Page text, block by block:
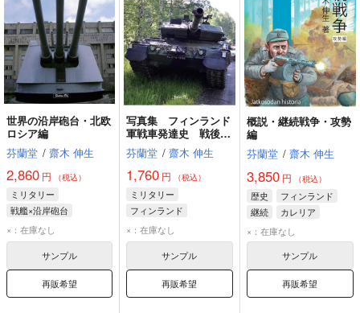
世界の沿岸砲台・北欧
ロシア編
芬蘭堂 / 齋木 伸生
2,860 円 （税込）
ミリタリー
戦艦×沿岸砲台
スウェーデン
フィンランド
ロシア
×：在庫なし
サンプル
再販希望
写真集 フィンランド
軍戦車発達史 戦後編
Vol.3
芬蘭堂 / 齋木 伸生
1,760 円 （税込）
ミリタリー
フィンランド
レオパルト2
×：在庫なし
サンプル
再販希望
概説・継続戦争・攻勢
編
芬蘭堂 / 齋木 伸生
3,850円 （税込）
歴史
フィンランド
継続
カレリア
×：在庫なし
サンプル
再販希望